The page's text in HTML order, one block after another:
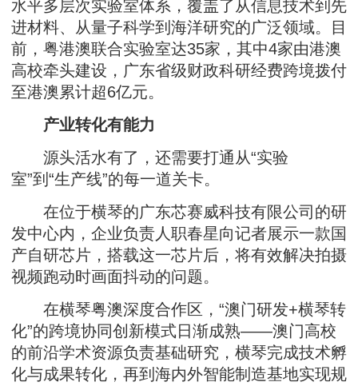
水平多层次实验室体系，覆盖了从信息技术到先
进材料、从量子科学到海洋研究的广泛领域。目
前，粤港澳联合实验室达35家，其中4家由港澳
高校牵头建设，广东省级财政科研经费跨境拨付
至港澳累计超6亿元。
产业转化有能力
源头活水有了，还需要打通从“实验
室”到“生产线”的每一道关卡。
在位于横琴的广东芯赛威科技有限公司的研
发中心内，企业负责人职春星向记者展示一款国
产自研芯片，搭载这一芯片后，将有效解决拍摄
视频跑动时画面抖动的问题。
在横琴粤澳深度合作区，“澳门研发+横琴转
化”的跨境协同创新模式日渐成熟——澳门高校
的前沿学术资源负责基础研究，横琴完成技术孵
化与成果转化，再到海内外智能制造基地实现规